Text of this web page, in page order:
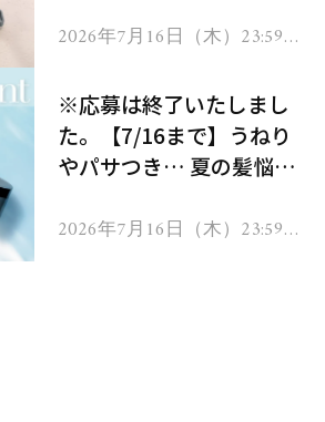
ヘアドライヤー ジュエル
2026年7月16日（木）23:59ま
※応募は終了いたしまし
た。【7/16まで】うねり
やパサつき… 夏の髪悩み
ムを13名様にプレゼン
2026年7月16日（木）23:59ま